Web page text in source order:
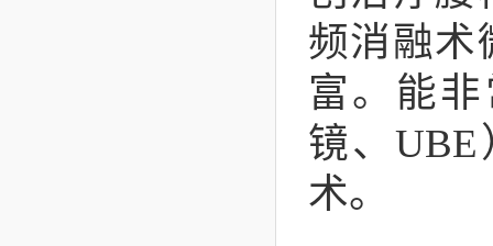
频消融术
富。能
镜、
术。